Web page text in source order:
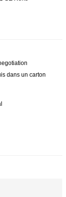
dans un carton